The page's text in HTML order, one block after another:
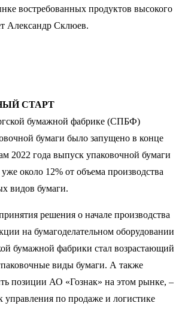
востребованных продуктов высокого
Александр Склюев.
СТАРТ
бумажной фабрике (СПБФ)
бумаги было запущено в конце
2022 года выпуск упаковочной бумаги
около 12% от объема производства
видов бумаги.
решения о начале производства
на бумагоделательном оборудовании
бумажной фабрики стал возрастающий
виды бумаги. А также
позиции АО «Гознак» на этом рынке, –
управления по продаже и логистике